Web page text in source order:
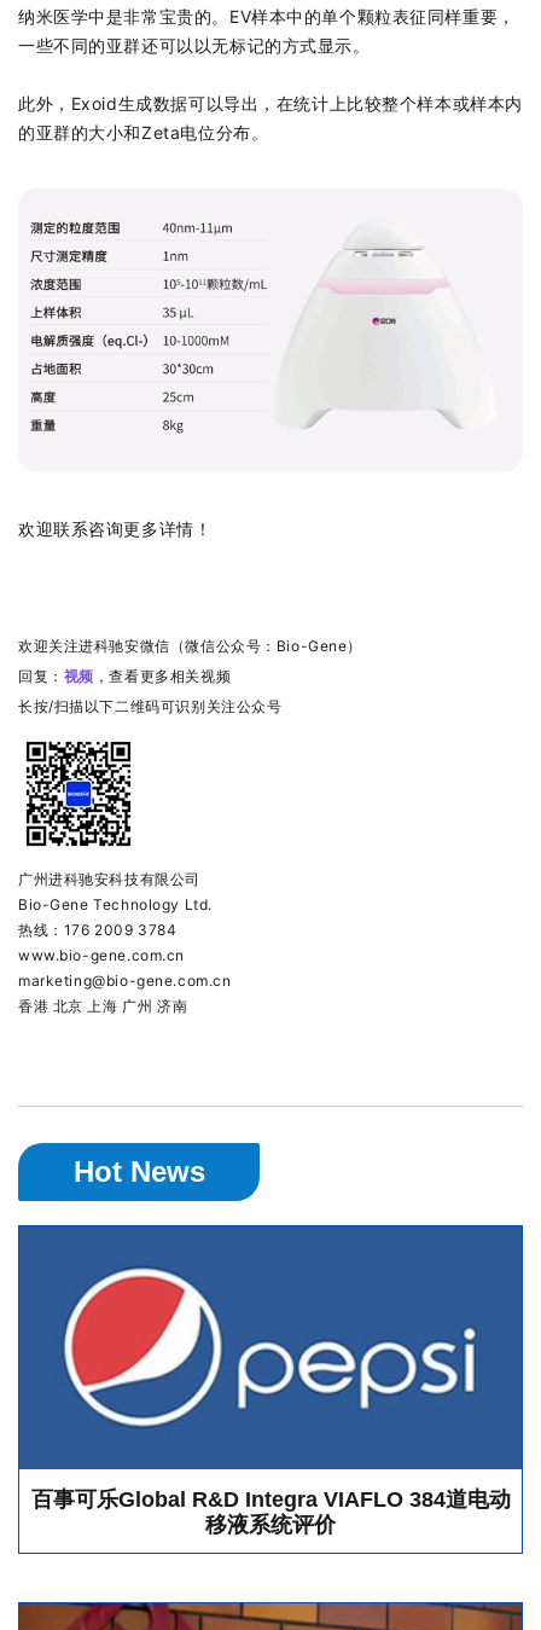
纳米医学中是非常宝贵的。EV样本中的单个颗粒表征同样重要，
一些不同的亚群还可以以无标记的方式显示。
此外，Exoid生成数据可以导出，在统计上比较整个样本或样本内
的亚群的大小和Zeta电位分布。
欢迎联系咨询更多详情！
欢迎关注进科驰安微信（微信公众号：Bio-Gene）
回复： 视频 ，查看更多相关视频
长按/扫描以下二维码可识别关注公众号
广州进科驰安科技有限公司
Bio-Gene Technology Ltd.
热线：176 2009 3784
www.bio-gene.com.cn
marketing@bio-gene.com.cn
香港 北京 上海 广州 济南
Hot News
百事可乐Global R&D Integra VIAFLO 384道电动
移液系统评价